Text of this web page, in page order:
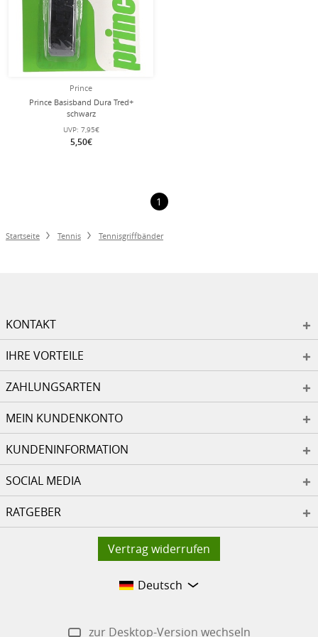
Prince
Prince Basisband Dura Tred+
schwarz
UVP: 7,95€
5,50€
1
Startseite Tennis Tennisgriffbänder
KONTAKT
IHRE VORTEILE
ZAHLUNGSARTEN
MEIN KUNDENKONTO
KUNDENINFORMATION
SOCIAL MEDIA
RATGEBER
Vertrag widerrufen
Deutsch
zur Desktop-Version wechseln